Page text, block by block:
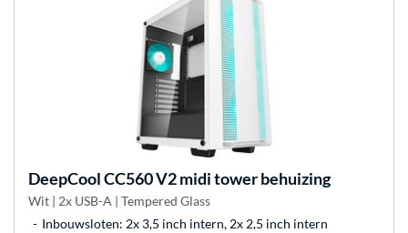
DeepCoolCC560 V2 midi tower behuizing
Wit | 2x USB-A | Tempered Glass
Inbouwsloten: 2x 3,5 inch intern, 2x 2,5 inch intern